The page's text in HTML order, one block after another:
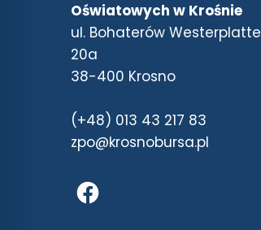
Oświatowych w Krośnie
ul. Bohaterów Westerplatte
20a
38-400 Krosno
(+48) 013 43 217 83
zpo@krosnobursa.pl